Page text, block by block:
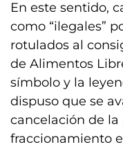
En este sentido,
como “ilegales”
rotulados al
de Alimentos
símbolo y la
dispuso que se
cancelación de
fraccionamiento